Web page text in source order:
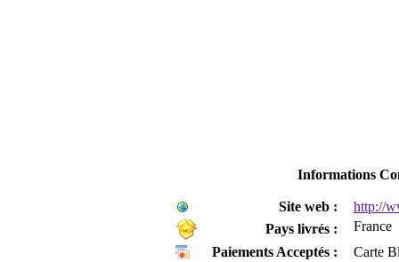
Informations
Site web :
http://
Pays livrés :
France
Paiements Acceptés :
Carte